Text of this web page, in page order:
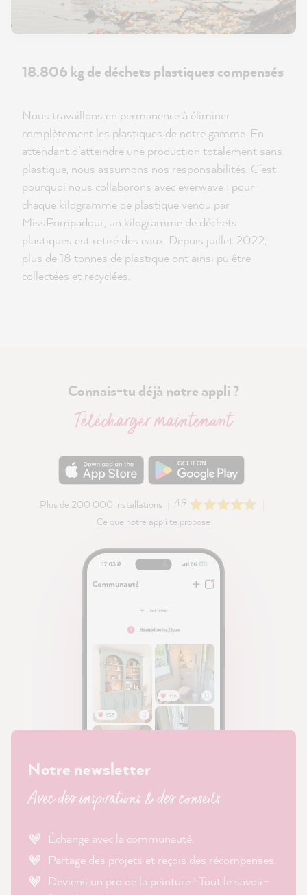
18.806 kg de déchets plastiques compensés
Nous travaillons en permanence à éliminer
complètement les plastiques de notre gamme. En
attendant d’atteindre une production totalement sans
plastique, nous assumons nos responsabilités. C’est
pourquoi nous collaborons avec everwave : pour
chaque kilogramme de plastique vendu par
MissPompadour, un kilogramme de déchets
plastiques est retiré des eaux. Depuis juillet 2022,
plus de 18 tonnes de plastique ont ainsi pu être
collectées et recyclées.
Connais-tu déjà notre appli ?
Télécharger maintenant
Plus de 200 000 installations
4.9
Ce que notre appli te propose
Notre newsletter
Avec des inspirations & des conseils
Échange avec la communauté.
Partage des projets et reçois des récompenses.
Deviens un pro de la peinture ! Tout le savoir-